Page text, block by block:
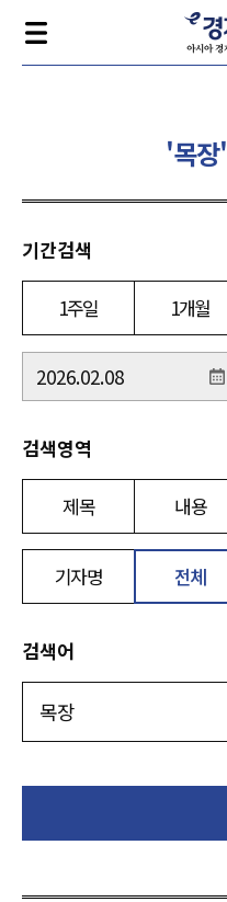
'목장'
기간검색
1주일 1개월
검색영역
제목 내용
기자명 전체
검색어